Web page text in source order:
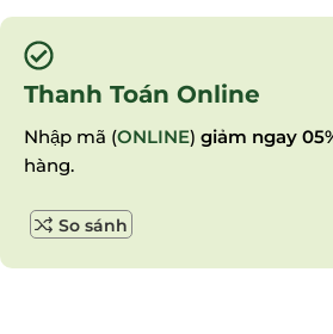
Thanh Toán Online
Nhập mã (ONLINE) giảm ngay
hàng.
So sánh